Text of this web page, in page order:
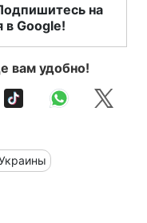
на
в Google!
вам удобно!